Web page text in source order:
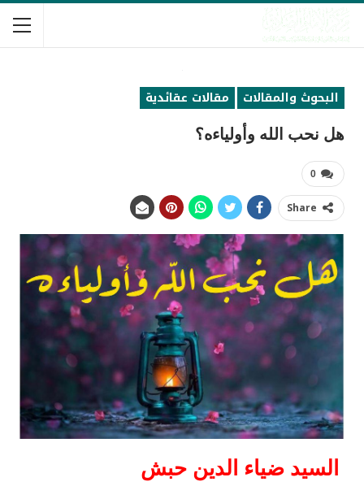
البحوث والمقالات مقالات عقائدية
هل نحب الله وأولياءه؟
0
Share
السيد ضياء الدين حبش